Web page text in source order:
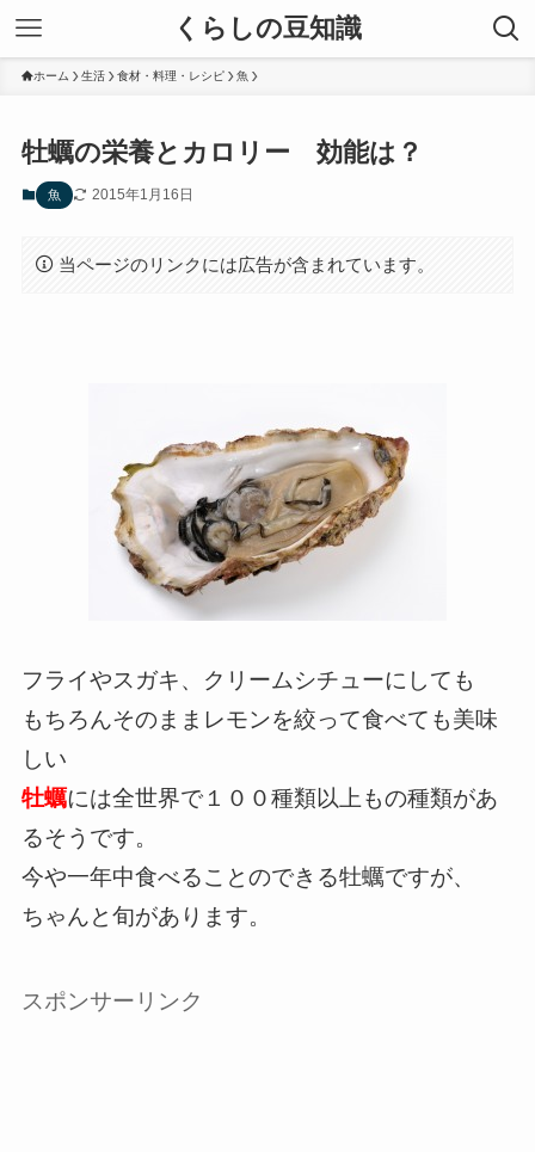
くらしの豆知識
ホーム 生活 食材・料理・レシピ 魚
牡蠣の栄養とカロリー 効能は？
魚 2015年1月16日
当ページのリンクには広告が含まれています。
フライやスガキ、クリームシチューにしても
もちろんそのままレモンを絞って食べても美味
しい
牡蠣には全世界で１００種類以上もの種類があ
るそうです。
今や一年中食べることのできる牡蠣ですが、
ちゃんと旬があります。
スポンサーリンク